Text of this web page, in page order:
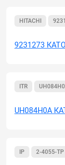
HITACHI
9231273
ITR
UH084H0A
IP 2-4055-TP